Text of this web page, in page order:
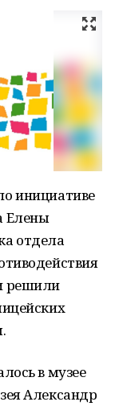
инициативе
Елены
отдела
решили
в музее
Александр